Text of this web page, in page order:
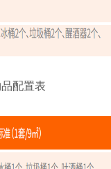
配置表